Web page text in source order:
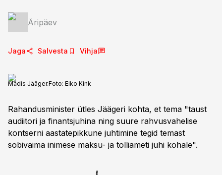
Äripäev
Jaga Salvesta Vihja
Madis Jääger.Foto: Eiko Kink
Rahandusminister ütles Jäägeri kohta, et tema "taust
audiitori ja finantsjuhina ning suure rahvusvahelise
kontserni aastatepikkune juhtimine tegid temast
sobivaima inimese maksu- ja tolliameti juhi kohale".